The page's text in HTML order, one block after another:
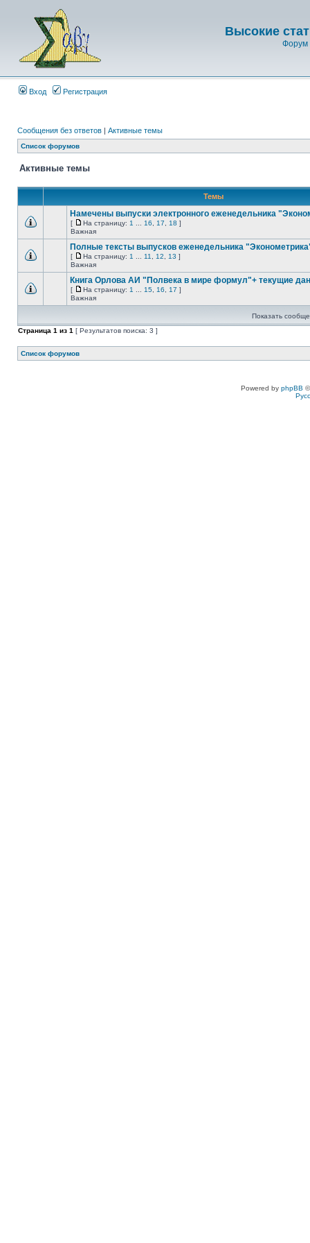
Высокие
Форум
Вход Регистрация
Сообщения без ответов | Активные темы
Список форумов
Активные темы
Темы
Намечены выпуски электронного еженедельника
[ На страницу: 1 16 17 18 ]
Важная
Полные тексты выпусков еженедельника
[ На страницу: 1 11 12 13 ]
Важная
Книга Орлова АИ "Полвека в мире формул"+ текущие
[ На страницу: 1 15 16 17 ]
Важная
Показать
Страница 1 из 1 [ Результатов поиска: 3 ]
Список форумов
Powered by phpBB